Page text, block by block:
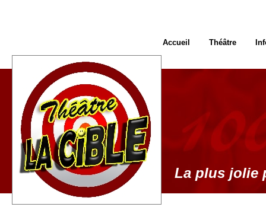
La plus jolie
Accueil Théâtre